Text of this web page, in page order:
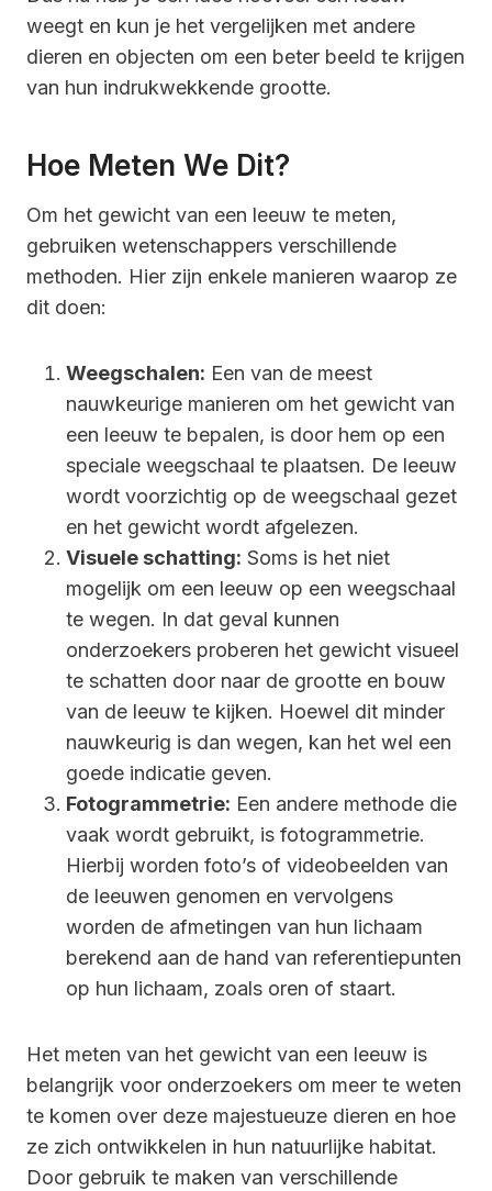
weegt en kun je het vergelijken met andere
dieren en objecten om een beter beeld te krijgen
van hun indrukwekkende grootte.
Hoe Meten We Dit?
Om het gewicht van een leeuw te meten,
gebruiken wetenschappers verschillende
methoden. Hier zijn enkele manieren waarop ze
dit doen:
Weegschalen: Een van de meest
nauwkeurige manieren om het gewicht van
een leeuw te bepalen, is door hem op een
speciale weegschaal te plaatsen. De leeuw
wordt voorzichtig op de weegschaal gezet
en het gewicht wordt afgelezen.
Visuele schatting: Soms is het niet
mogelijk om een leeuw op een weegschaal
te wegen. In dat geval kunnen
onderzoekers proberen het gewicht visueel
te schatten door naar de grootte en bouw
van de leeuw te kijken. Hoewel dit minder
nauwkeurig is dan wegen, kan het wel een
goede indicatie geven.
Fotogrammetrie: Een andere methode die
vaak wordt gebruikt, is fotogrammetrie.
Hierbij worden foto’s of videobeelden van
de leeuwen genomen en vervolgens
worden de afmetingen van hun lichaam
berekend aan de hand van referentiepunten
op hun lichaam, zoals oren of staart.
Het meten van het gewicht van een leeuw is
belangrijk voor onderzoekers om meer te weten
te komen over deze majestueuze dieren en hoe
ze zich ontwikkelen in hun natuurlijke habitat.
Door gebruik te maken van verschillende